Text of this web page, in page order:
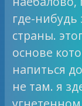
где-
страны.
основе
напиться
не там. я